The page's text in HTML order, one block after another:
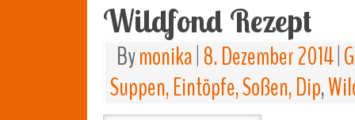
Wildfond Rezept
Bymonika 8. Dezember 2014
Suppen, Eintöpfe, Soßen, Dip,